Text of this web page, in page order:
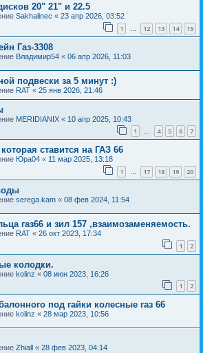
20" 21" и 22.5
Sakhalinec « 23 апр 2026, 03:52
1 … 12 13 14 15
Газ-3308
Владимир54 « 06 апр 2026, 11:03
подвески за 5 минут :)
RAT « 25 янв 2026, 21:46
MERIDIANIX « 10 апр 2025, 10:43
1 4 5 6 7
ставится на ГАЗ 66
Юра04 « 11 мар 2025, 13:18
1 … 17 18 19 20
serega.kam « 08 фев 2024, 11:54
газ66 и зил 157 ,взаимозаменяемость.
RAT « 26 окт 2023, 17:34
1 2
колодки.
kolinz « 08 июн 2023, 16:26
1 2
под гайки колесные газ 66
kolinz « 28 мар 2023, 10:56
Zhiall « 28 фев 2023, 04:14